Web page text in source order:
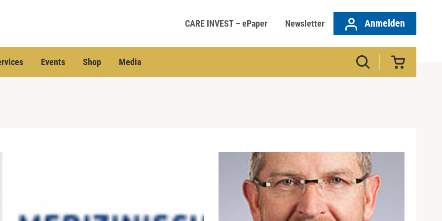
CARE INVEST – ePaper Newsletter Anmelden
Events Shop Media